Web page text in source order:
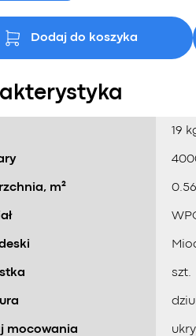
Dodaj do koszyka
19
m² 0.56
szt.
mocowania